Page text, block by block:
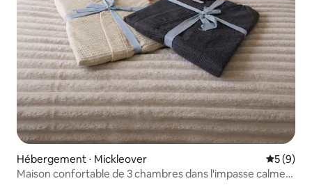
Hébergement ⋅ Mickleover
5 (9)
Maison confortable de 3 chambres dans l'impasse calme